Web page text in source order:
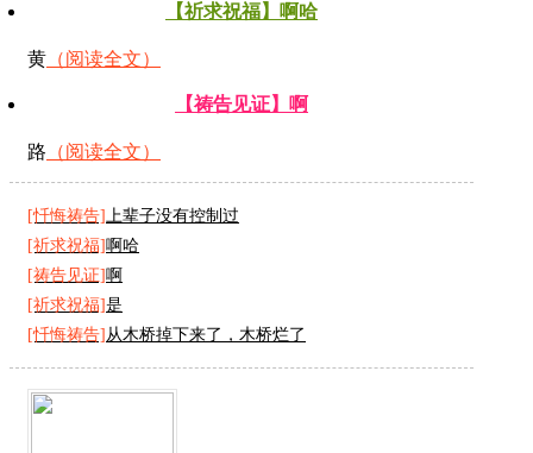
【祈求祝福】啊哈
黄 （阅读全文）
【祷告见证】啊
路 （阅读全文）
[忏悔祷告]上辈子没有控制过
[祈求祝福]啊哈
[祷告见证]啊
[祈求祝福]是
[忏悔祷告] 从木桥掉下来了，木桥烂了